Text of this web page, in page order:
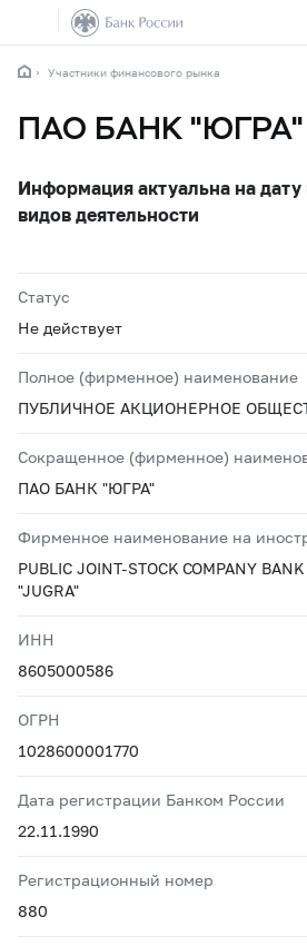
Участники финансового рынка
ПАО БАНК "ЮГРА"
Информация актуальна на
видов деятельности
Статус
Не действует
Полное (фирменное) наименование
ПУБЛИЧНОЕ АКЦИОНЕРНОЕ
Сокращенное (фирменное)
ПАО БАНК "ЮГРА"
Фирменное наименование на
PUBLIC JOINT-STOCK COMPANY
"JUGRA"
ИНН
8605000586
ОГРН
1028600001770
Дата регистрации Банком России
22.11.1990
Регистрационный номер
880